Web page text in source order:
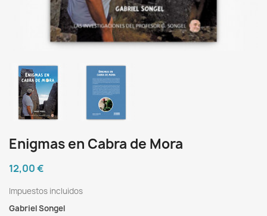
Enigmas en Cabra de Mora
12,00 €
Impuestos incluidos
Gabriel Songel